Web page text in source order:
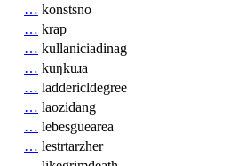
… konstsno
… krap
… kullaniciadinag
… kuŋkuɹa
… laddericldegree
… laozidang
… lebesguearea
… lestrtarzher